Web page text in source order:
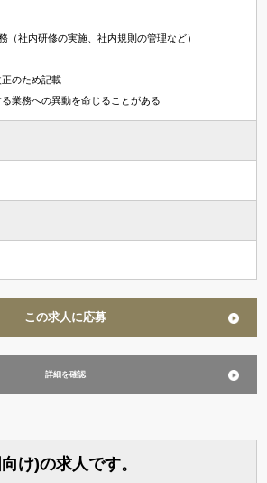
する
未経験可
（社内研修の実施、社内規則の管理など）
正のため記載
業務への異動を命じることがある
この求人に応募
詳細を確認
け)の求人です。